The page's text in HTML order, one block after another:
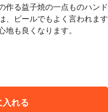
作る益子焼の一点ものハンド
、ビールでもよく言われます
地も良くなります。
入れる